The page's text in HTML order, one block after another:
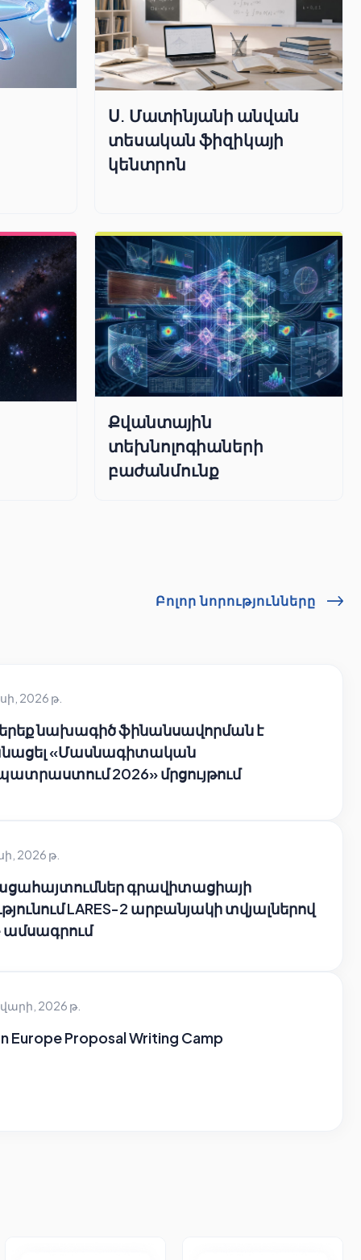
Ս. Մատինյանի անվան
տեսական ֆիզիկայի
կենտրոն
Քվանտային
տեխնոլոգիաների
բաժանմունք
Բոլոր նորությունները
2026 թ.
նախագիծ ֆինանսավորման է
«Մասնագիտական
2026» մրցույթում
2026 թ.
գրավիտացիայի
LARES-2 արբանյակի տվյալներով
ամսագրում
2026 թ.
Europe Proposal Writing Camp